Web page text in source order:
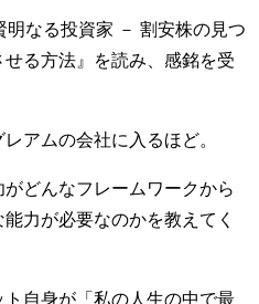
なる投資家 － 割安株の見つ
る方法』を読み、感銘を受
アムの会社に入るほど。
どんなフレームワークから
力が必要なのかを教えてく
自身が「私の人生の中で最